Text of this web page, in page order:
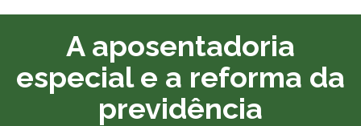
A aposentadoria
especial e a reforma da
previdência